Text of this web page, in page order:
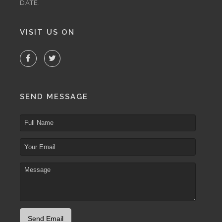
DATE.
VISIT US ON
SEND MESSAGE